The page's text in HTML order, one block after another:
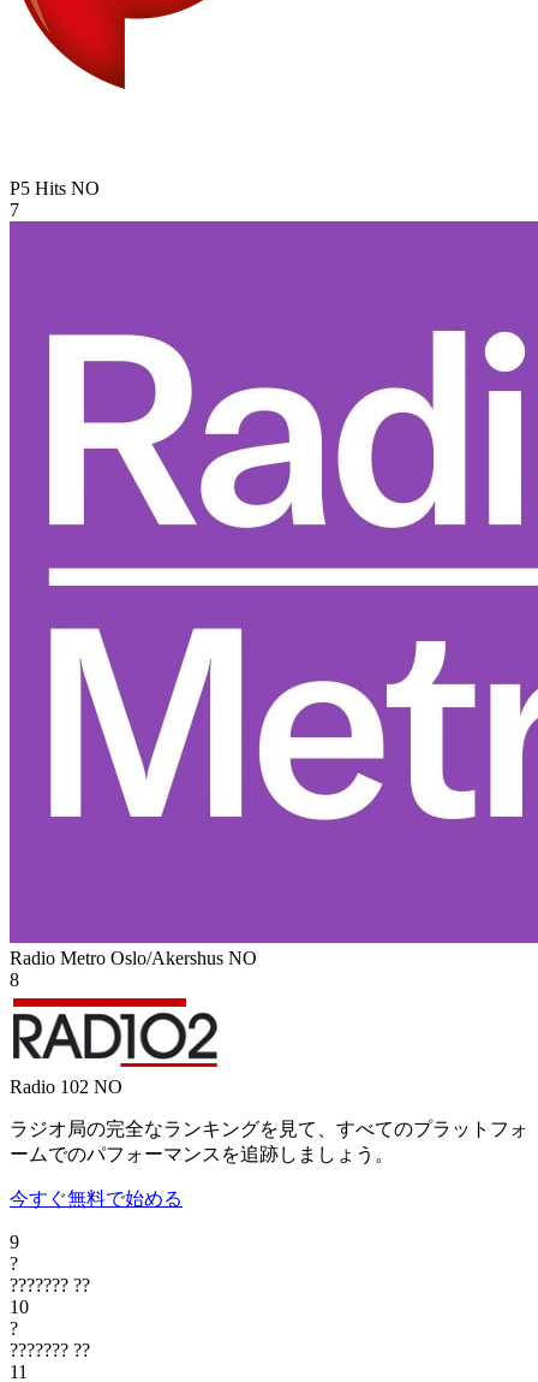
P5 Hits NO
7
Radio Metro Oslo/Akershus NO
8
Radio 102 NO
ラジオ局の完全なランキングを見て、すべてのプラットフォ
ームでのパフォーマンスを追跡しましょう。
今すぐ無料で始める
9
?
??????? ??
10
?
??????? ??
11